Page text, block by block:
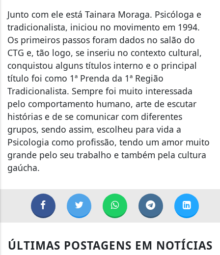
Junto com ele está Tainara Moraga. Psicóloga e
tradicionalista, iniciou no movimento em 1994.
Os primeiros passos foram dados no salão do
CTG e, tão logo, se inseriu no contexto cultural,
conquistou alguns títulos interno e o principal
título foi como 1ª Prenda da 1ª Região
Tradicionalista. Sempre foi muito interessada
pelo comportamento humano, arte de escutar
histórias e de se comunicar com diferentes
grupos, sendo assim, escolheu para vida a
Psicologia como profissão, tendo um amor muito
grande pelo seu trabalho e também pela cultura
gaúcha.
ÚLTIMAS POSTAGENS EM NOTÍCIAS